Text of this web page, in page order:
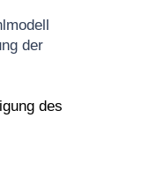
der
des